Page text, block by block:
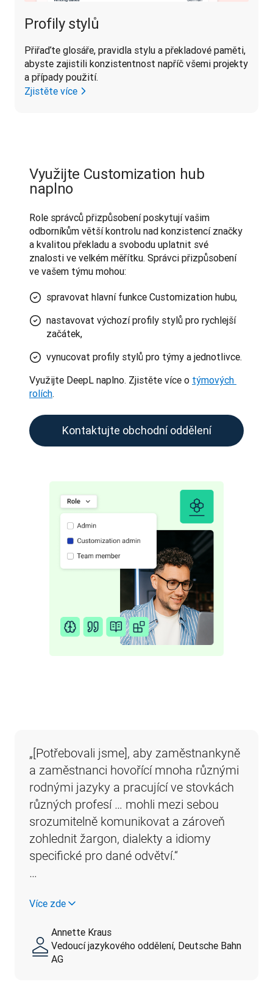
Profily stylů
Přiřaďte glosáře, pravidla stylu a překladové paměti,
abyste zajistili konzistentnost napříč všemi projekty
a případy použití.
Zjistěte více
Využijte Customization hub
naplno
Role správců přizpůsobení poskytují vašim
odborníkům větší kontrolu nad konzistencí značky
a kvalitou překladu a svobodu uplatnit své
znalosti ve velkém měřítku. Správci přizpůsobení
ve vašem týmu mohou:
spravovat hlavní funkce Customization hubu,
nastavovat výchozí profily stylů pro rychlejší
začátek,
vynucovat profily stylů pro týmy a jednotlivce.
Využijte DeepL naplno. Zjistěte více o týmových
rolích.
Kontaktujte obchodní oddělení
„[Potřebovali jsme], aby zaměstnankyně
a zaměstnanci hovořící mnoha různými
rodnými jazyky a pracující ve stovkách
různých profesí … mohli mezi sebou
srozumitelně komunikovat a zároveň
zohlednit žargon, dialekty a idiomy
specifické pro dané odvětví.“
…
Více zde
Annette Kraus
Vedoucí jazykového oddělení, Deutsche Bahn
AG